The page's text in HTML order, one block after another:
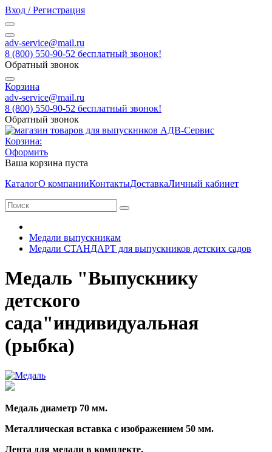
Вход / Регистрация
adv-service@mail.ru
8 (800) 550-90-52 бесплатный звонок!
Обратный звонок
Корзина
adv-service@mail.ru
8 (800) 550-90-52 бесплатный звонок!
Обратный звонок
Корзина:
Оформить
Ваша корзина пуста
КаталогО компанииКонтактыДоставкаЛичный кабинет
Медали выпускникам
Медали СТАНДАРТ для выпускников детских садов
Медаль "Выпускнику
детского
сада"индивидуальная
(рыбка)
Медаль диаметр 70 мм.
Металлическая вставка с изображением 50 мм.
Лента для медали в комплекте.